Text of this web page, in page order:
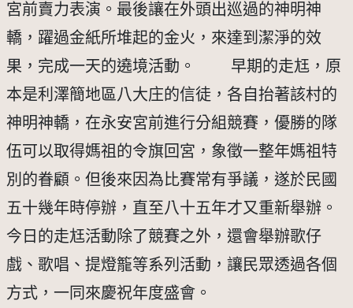
宮前賣力表演。最後讓在外頭出巡過的神明神
轎，躍過金紙所堆起的金火，來達到潔淨的效
果，完成一天的遶境活動。 　　早期的走尪，原
本是利澤簡地區八大庄的信徒，各自抬著該村的
神明神轎，在永安宮前進行分組競賽，優勝的隊
伍可以取得媽祖的令旗回宮，象徵一整年媽祖特
別的眷顧。但後來因為比賽常有爭議，遂於民國
五十幾年時停辦，直至八十五年才又重新舉辦。
今日的走尪活動除了競賽之外，還會舉辦歌仔
戲、歌唱、提燈籠等系列活動，讓民眾透過各個
方式，一同來慶祝年度盛會。